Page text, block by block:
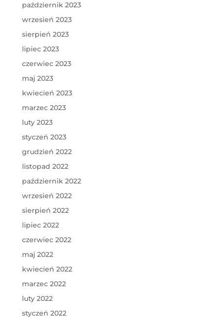
październik 2023
wrzesień 2023
sierpień 2023
lipiec 2023
czerwiec 2023
maj 2023
kwiecień 2023
marzec 2023
luty 2023
styczeń 2023
grudzień 2022
listopad 2022
październik 2022
wrzesień 2022
sierpień 2022
lipiec 2022
czerwiec 2022
maj 2022
kwiecień 2022
marzec 2022
luty 2022
styczeń 2022